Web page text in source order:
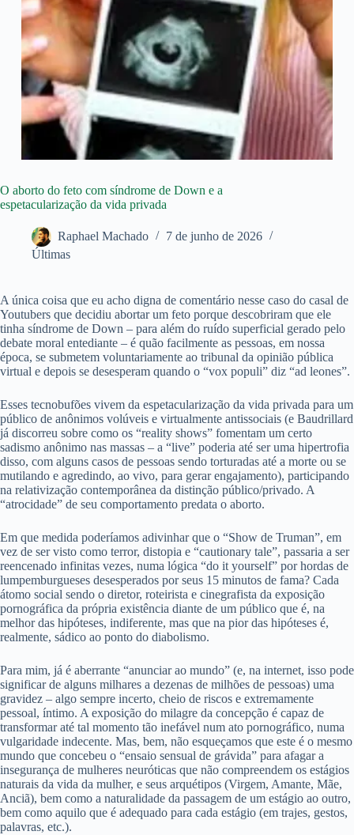
O aborto do feto com síndrome de Down e a
espetacularização da vida privada
Raphael Machado
7 de junho de 2026
Últimas
A única coisa que eu acho digna de comentário nesse caso do casal de
Youtubers que decidiu abortar um feto porque descobriram que ele
tinha síndrome de Down – para além do ruído superficial gerado pelo
debate moral entediante – é quão facilmente as pessoas, em nossa
época, se submetem voluntariamente ao tribunal da opinião pública
virtual e depois se desesperam quando o “vox populi” diz “ad leones”.
Esses tecnobufões vivem da espetacularização da vida privada para um
público de anônimos volúveis e virtualmente antissociais (e Baudrillard
já discorreu sobre como os “reality shows” fomentam um certo
sadismo anônimo nas massas – a “live” poderia até ser uma hipertrofia
disso, com alguns casos de pessoas sendo torturadas até a morte ou se
mutilando e agredindo, ao vivo, para gerar engajamento), participando
na relativização contemporânea da distinção público/privado. A
“atrocidade” de seu comportamento predata o aborto.
Em que medida poderíamos adivinhar que o “Show de Truman”, em
vez de ser visto como terror, distopia e “cautionary tale”, passaria a ser
reencenado infinitas vezes, numa lógica “do it yourself” por hordas de
lumpemburgueses desesperados por seus 15 minutos de fama? Cada
átomo social sendo o diretor, roteirista e cinegrafista da exposição
pornográfica da própria existência diante de um público que é, na
melhor das hipóteses, indiferente, mas que na pior das hipóteses é,
realmente, sádico ao ponto do diabolismo.
Para mim, já é aberrante “anunciar ao mundo” (e, na internet, isso pode
significar de alguns milhares a dezenas de milhões de pessoas) uma
gravidez – algo sempre incerto, cheio de riscos e extremamente
pessoal, íntimo. A exposição do milagre da concepção é capaz de
transformar até tal momento tão inefável num ato pornográfico, numa
vulgaridade indecente. Mas, bem, não esqueçamos que este é o mesmo
mundo que concebeu o “ensaio sensual de grávida” para afagar a
insegurança de mulheres neuróticas que não compreendem os estágios
naturais da vida da mulher, e seus arquétipos (Virgem, Amante, Mãe,
Anciã), bem como a naturalidade da passagem de um estágio ao outro,
bem como aquilo que é adequado para cada estágio (em trajes, gestos,
palavras, etc.).